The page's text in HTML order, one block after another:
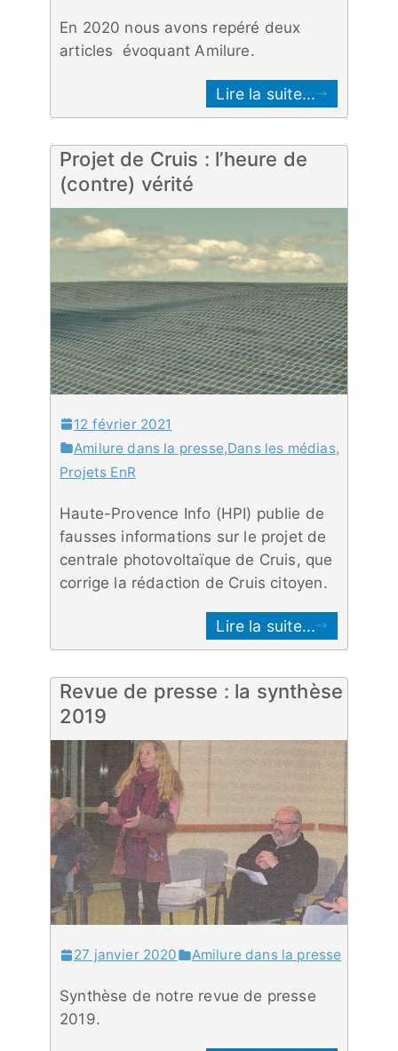
En 2020 nous avons repéré deux
articles évoquant Amilure.
Lire la suite...
Projet de Cruis : l’heure de
(contre) vérité
12 février 2021
Amilure dans la presse,Dans les médias,
Projets EnR
Haute-Provence Info (HPI) publie de
fausses informations sur le projet de
centrale photovoltaïque de Cruis, que
corrige la rédaction de Cruis citoyen.
Lire la suite...
Revue de presse : la synthèse
2019
27 janvier 2020 Amilure dans la presse
Synthèse de notre revue de presse
2019.